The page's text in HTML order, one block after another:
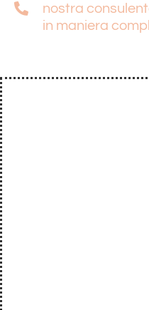
nostra
in maniera